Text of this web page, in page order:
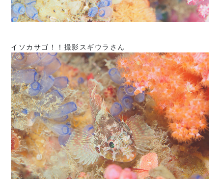
イソカサゴ！！撮影スギウラさん